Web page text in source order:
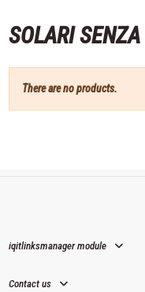
SOLARI
There are no products.
iqitlinksmanager module
Contact us